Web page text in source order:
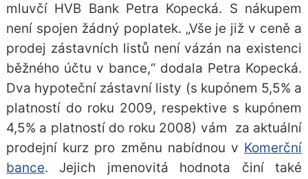
mluvčí HVB Bank Petra Kopecká. S nákupem
není spojen žádný poplatek. „Vše je již v ceně a
prodej zástavních listů není vázán na existenci
běžného účtu v bance,“ dodala Petra Kopecká.
Dva hypoteční zástavní listy (s kupónem 5,5% a
platností do roku 2009, respektive s kupónem
4,5% a platností do roku 2008) vám za aktuální
prodejní kurz pro změnu nabídnou v Komerční
bance. Jejich jmenovitá hodnota činí také